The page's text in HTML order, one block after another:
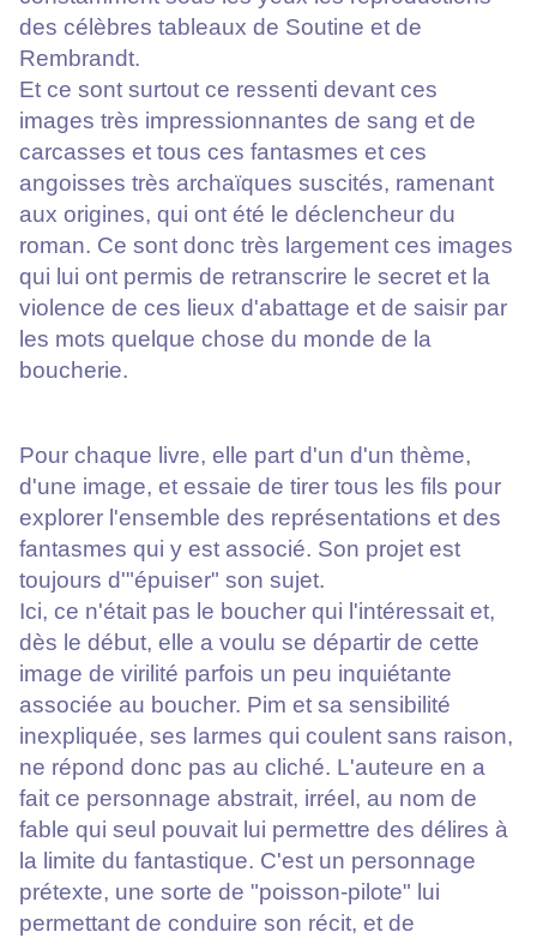
des célèbres tableaux de Soutine et de
Rembrandt.
Et ce sont surtout ce ressenti devant ces
images très impressionnantes de sang et de
carcasses et tous ces fantasmes et ces
angoisses très archaïques suscités, ramenant
aux origines, qui ont été le déclencheur du
roman. Ce sont donc très largement ces images
qui lui ont permis de retranscrire le secret et la
violence de ces lieux d'abattage et de saisir par
les mots quelque chose du monde de la
boucherie.
Pour chaque livre, elle part d'un d'un thème,
d'une image, et essaie de tirer tous les fils pour
explorer l'ensemble des représentations et des
fantasmes qui y est associé. Son projet est
toujours d'"épuiser" son sujet.
Ici, ce n'était pas le boucher qui l'intéressait et,
dès le début, elle a voulu se départir de cette
image de virilité parfois un peu inquiétante
associée au boucher. Pim et sa sensibilité
inexpliquée, ses larmes qui coulent sans raison,
ne répond donc pas au cliché. L'auteure en a
fait ce personnage abstrait, irréel, au nom de
fable qui seul pouvait lui permettre des délires à
la limite du fantastique. C'est un personnage
prétexte, une sorte de "poisson-pilote" lui
permettant de conduire son récit, et de